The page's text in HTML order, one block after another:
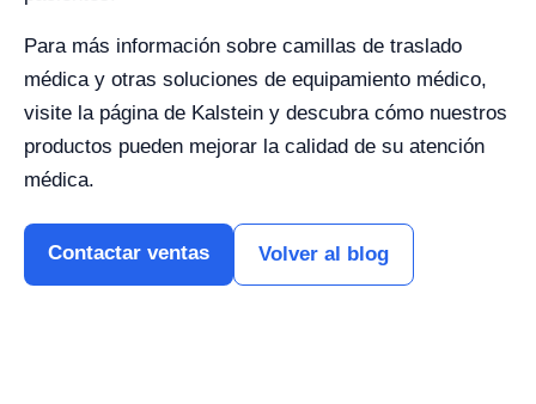
Para más información sobre camillas de traslado
médica y otras soluciones de equipamiento médico,
visite la página de Kalstein y descubra cómo nuestros
productos pueden mejorar la calidad de su atención
médica.
Contactar ventas Volver al blog